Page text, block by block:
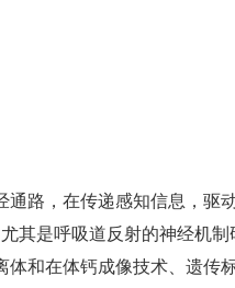
，在传递感知信息，驱
其是呼吸道反射的神经机
和在体钙成像技术、遗传